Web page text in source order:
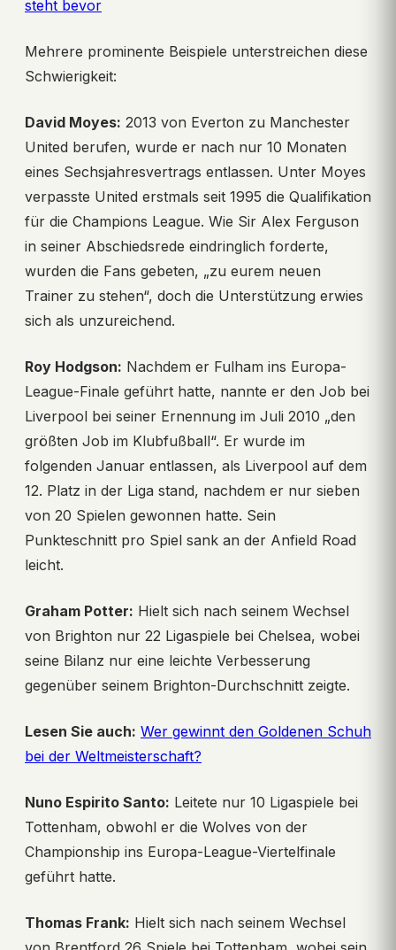
steht bevor
Mehrere prominente Beispiele unterstreichen diese
Schwierigkeit:
David Moyes: 2013 von Everton zu Manchester
United berufen, wurde er nach nur 10 Monaten
eines Sechsjahresvertrags entlassen. Unter Moyes
verpasste United erstmals seit 1995 die Qualifikation
für die Champions League. Wie Sir Alex Ferguson
in seiner Abschiedsrede eindringlich forderte,
wurden die Fans gebeten, „zu eurem neuen
Trainer zu stehen“, doch die Unterstützung erwies
sich als unzureichend.
Roy Hodgson: Nachdem er Fulham ins Europa-
League-Finale geführt hatte, nannte er den Job bei
Liverpool bei seiner Ernennung im Juli 2010 „den
größten Job im Klubfußball“. Er wurde im
folgenden Januar entlassen, als Liverpool auf dem
12. Platz in der Liga stand, nachdem er nur sieben
von 20 Spielen gewonnen hatte. Sein
Punkteschnitt pro Spiel sank an der Anfield Road
leicht.
Graham Potter: Hielt sich nach seinem Wechsel
von Brighton nur 22 Ligaspiele bei Chelsea, wobei
seine Bilanz nur eine leichte Verbesserung
gegenüber seinem Brighton-Durchschnitt zeigte.
Lesen Sie auch: Wer gewinnt den Goldenen Schuh
bei der Weltmeisterschaft?
Nuno Espirito Santo: Leitete nur 10 Ligaspiele bei
Tottenham, obwohl er die Wolves von der
Championship ins Europa-League-Viertelfinale
geführt hatte.
Thomas Frank: Hielt sich nach seinem Wechsel